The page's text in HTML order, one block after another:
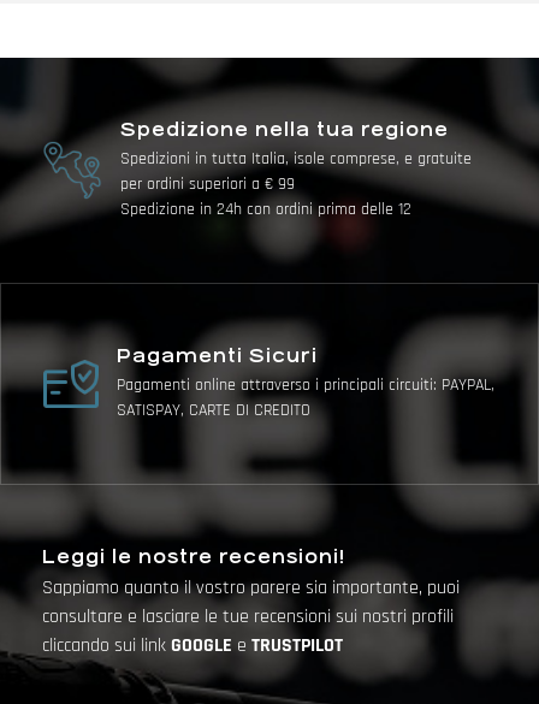
Spedizione nella tua regione
Spedizioni in tutta Italia, isole comprese, e gratuite
per ordini superiori a € 99
Spedizione in 24h con ordini prima delle 12
Pagamenti Sicuri
Pagamenti online attraverso i principali circuiti: PAYPAL,
SATISPAY, CARTE DI CREDITO
Leggi le nostre recensioni!
Sappiamo quanto il vostro parere sia importante, puoi
consultare e lasciare le tue recensioni sui nostri profili
cliccando sui linkGOOGLE e TRUSTPILOT